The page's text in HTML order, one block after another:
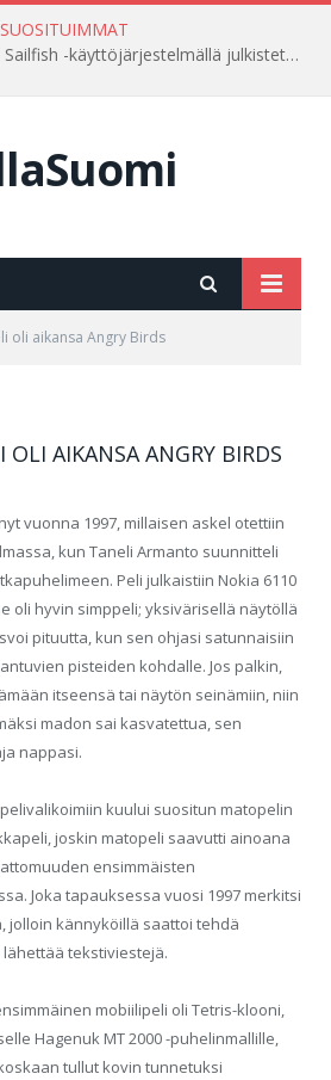
SUOSITUIMMAT
INOI 243 Peruspuhelin Sailfish -käyttöjärjestelmällä julkistettu Venäjällä
oli aikansa Angry Birds
AIKANSA ANGRY BIRDS
vuonna 1997, millaisen askel otettiin
kun Taneli Armanto suunnitteli
Peli julkaistiin Nokia 6110
oli hyvin simppeli; yksivärisellä näytöllä
pituutta, kun sen ohjasi satunnaisiin
pisteiden kohdalle. Jos palkin,
itseensä tai näytön seinämiin, niin
madon sai kasvatettua, sen
nappasi.
kuului suositun matopelin
joskin matopeli saavutti ainoana
ensimmäisten
Joka tapauksessa vuosi 1997 merkitsi
jolloin kännyköillä saattoi tehdä
tekstiviestejä.
mobiilipeli oli Tetris-klooni,
Hagenuk MT 2000 -puhelinmallille,
tullut kovin tunnetuksi